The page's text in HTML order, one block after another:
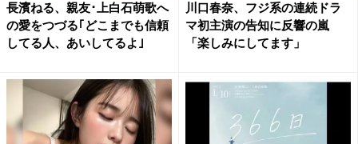
長濱ねる、親友･上白石萌歌へ
の愛をつづる｢どこまでも信頼
してる人、あいしてるよ｣
川口春奈、フジ系の連続ドラ
マ初主演の告知に反響の嵐
「楽しみにしてます」